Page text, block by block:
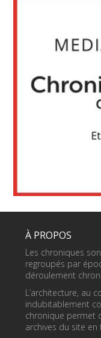
À PROPOS
Les chroniques
regroupés par
déroulement
L’architecture, au
indubitablement
chronique permet
archives du site